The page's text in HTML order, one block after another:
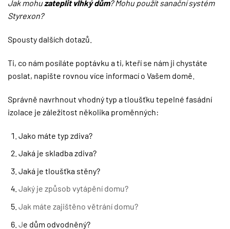
Jak mohuzateplit vlhký dům? Mohu použít sanační systém
Styrexon?
Spousty dalších dotazů.
Ti, co nám posíláte poptávku a ti, kteří se nám ji chystáte
poslat, napište rovnou více informací o Vašem domě.
Správně navrhnout vhodný typ a tloušťku tepelné fasádní
izolace je záležitost několika proměnných:
Jako máte typ zdiva?
Jaká je skladba zdiva?
Jaká je tloušťka stěny?
Jaký je způsob vytápění domu?
Jak máte zajištěno větrání domu?
Je dům odvodněný?